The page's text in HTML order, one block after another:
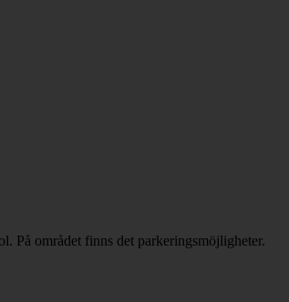
På området finns det parkeringsmöjligheter.